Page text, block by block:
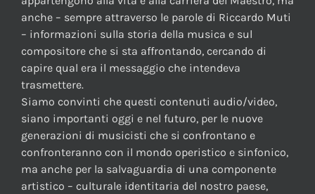
anche – sempre attraverso le parole di Riccardo Muti
– informazioni sulla storia della musica e sul
compositore che si sta affrontando, cercando di
capire qual era il messaggio che intendeva
trasmettere.
Siamo convinti che questi contenuti audio/video,
siano importanti oggi e nel futuro, per le nuove
generazioni di musicisti che si confrontano e
confronteranno con il mondo operistico e sinfonico,
ma anche per la salvaguardia di una componente
artistico – culturale identitaria del nostro paese,